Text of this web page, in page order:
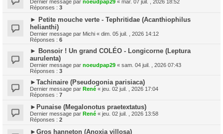
Dernier message par noeudpap29 « mar. 07 juil. , 2026 18:52
Réponses : 3
► Petite mouche verte - Tephritidae (Acanthiophilus
helianthi)
Dernier message par Michi « dim. 05 juil. , 2026 14:12
Réponses : 6
► Bonsoir ! Un grand COLÉO - Longicorne (Leptura
aurulenta)
Dernier message par noeudpap29 « sam. 04 juil. , 2026 07:43
Réponses : 3
►Tachinaire (Pseudogonia parisiaca)
Dernier message par René « jeu. 02 juil. , 2026 17:04
Réponses : 7
►Punaise (Megalonotus praetextatus)
Dernier message par René « jeu. 02 juil. , 2026 13:58
Réponses : 2
►Gros hanneton (Anoxia villosa)